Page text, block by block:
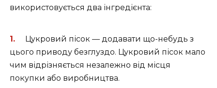
використовується два інгредієнта:
Цукровий пісок — додавати що-небудь з
цього приводу безглуздо. Цукровий пісок мало
чим відрізняється незалежно від місця
покупки або виробництва.